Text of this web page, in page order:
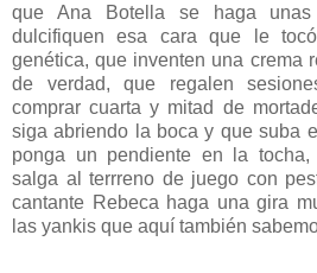
que Ana Botella se haga
dulcifiquen esa cara que le
genética, que inventen una crema
de verdad, que regalen
comprar cuarta y mitad de
siga abriendo la boca y que suba
ponga un pendiente en la
salga al terrreno de juego con
cantante Rebeca haga una gira
las yankis que aquí también